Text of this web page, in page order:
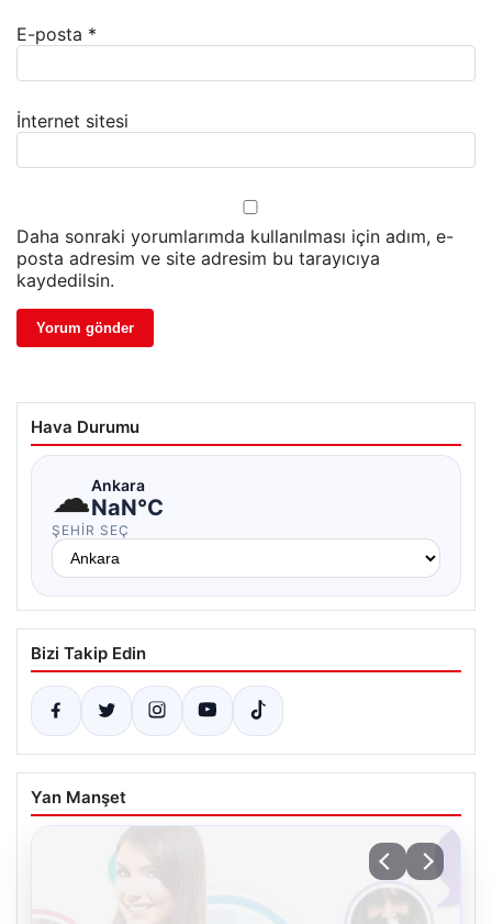
E-posta *
İnternet sitesi
Daha sonraki yorumlarımda kullanılması için adım, e-
posta adresim ve site adresim bu tarayıcıya
kaydedilsin.
Hava Durumu
☁Ankara
NaN°C
ŞEHIR SEÇ
Bizi Takip Edin
Yan Manşet